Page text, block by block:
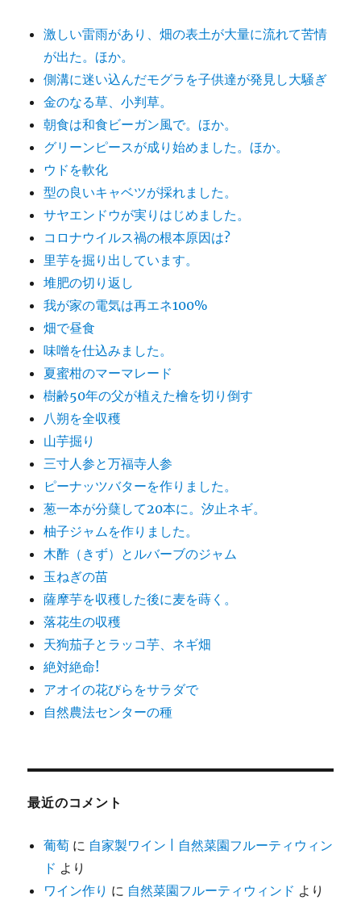
激しい雷雨があり、畑の表土が大量に流れて苦情
が出た。ほか。
側溝に迷い込んだモグラを子供達が発見し大騒ぎ
金のなる草、小判草。
朝食は和食ビーガン風で。ほか。
グリーンピースが成り始めました。ほか。
ウドを軟化
型の良いキャベツが採れました。
サヤエンドウが実りはじめました。
コロナウイルス禍の根本原因は?
里芋を掘り出しています。
堆肥の切り返し
我が家の電気は再エネ100%
畑で昼食
味噌を仕込みました。
夏蜜柑のマーマレード
樹齢50年の父が植えた檜を切り倒す
八朔を全収穫
山芋掘り
三寸人参と万福寺人参
ピーナッツバターを作りました。
葱一本が分蘖して20本に。汐止ネギ。
柚子ジャムを作りました。
木酢（きず）とルバーブのジャム
玉ねぎの苗
薩摩芋を収穫した後に麦を蒔く。
落花生の収穫
天狗茄子とラッコ芋、ネギ畑
絶対絶命!
アオイの花びらをサラダで
自然農法センターの種
最近のコメント
葡萄 に 自家製ワイン | 自然菜園フルーティウィン
ド より
ワイン作り に 自然菜園フルーティウィンド より